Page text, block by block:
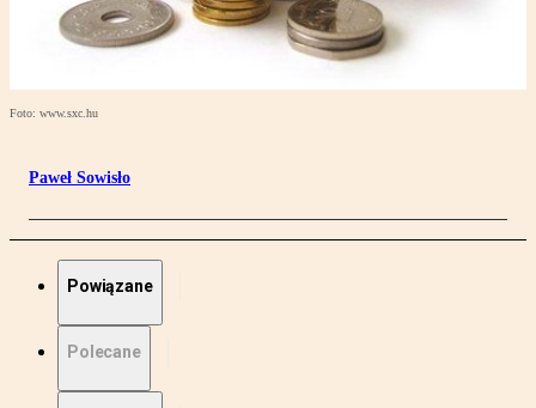
Foto: www.sxc.hu
Paweł Sowisło
Powiązane
Polecane